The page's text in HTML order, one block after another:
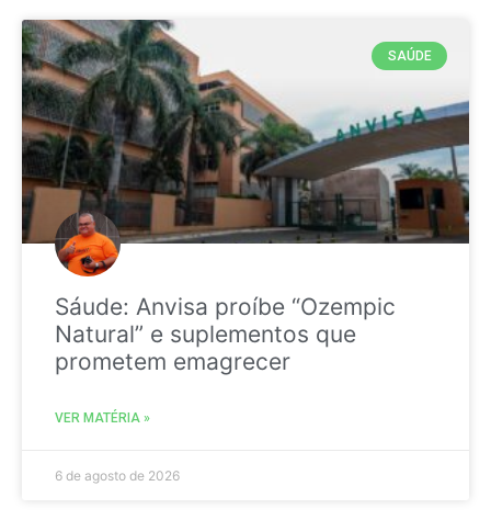
SAÚDE
Sáude: Anvisa proíbe “Ozempic
Natural” e suplementos que
prometem emagrecer
VER MATÉRIA »
6 de agosto de 2026